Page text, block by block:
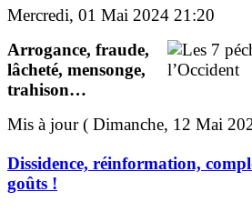
Mercredi, 01 Mai 2024 21:20
Arrogance, fraude,
lâcheté, mensonge,
trahison…
Mis à jour ( Dimanche, 12 Mai
Dissidence, réinformation,
goûts !